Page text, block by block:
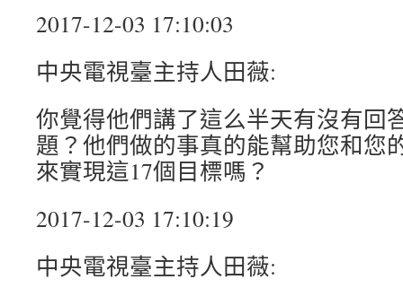
2017-12-03 17:10:03
中央電視臺主持人田薇:
你覺得他們講了這么半天有沒有回
題？他們做的事真的能幫助您和您
來實現這17個目標嗎？
2017-12-03 17:10:19
中央電視臺主持人田薇: